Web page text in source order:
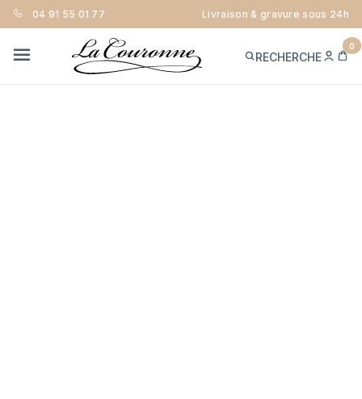
04 91 55 01 77 Livraison & gravure sous 24h
RECHERCHE
ME
0